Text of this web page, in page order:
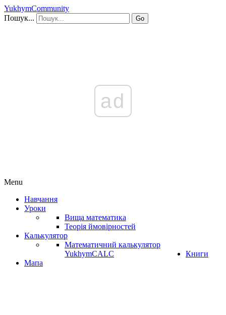
YukhymCommunity
Пошук...
Go
ad
Menu
Навчання
Уроки
Вища математика
Теорія ймовірностей
Калькулятор
Математичний калькулятор
YukhymCALC
Книги
Мапа